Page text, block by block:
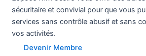
sécuritaire et convivial pour que vous
services sans contrôle abusif et sans
vos activités.
Devenir Membre